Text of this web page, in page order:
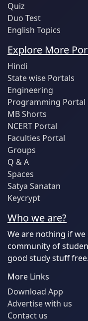
Quiz
Duo Test
English Topics
Explore More
Hindi
State wise Portals
Engineering
Programming Portal
MB Shorts
NCERT Portal
Faculties Portal
Groups
Q & A
Spaces
Satya Sanatan
Keycrypt
Who we are?
We are nothing if we
community of
good study stuff free.
More Links
Download App
Advertise with us
Contact us